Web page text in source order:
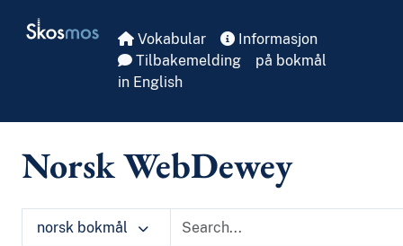
Skosmos Vokabular
Informasjon
Tilbakemelding
på bokmål
in English
Norsk WebDewey
norsk bokmål